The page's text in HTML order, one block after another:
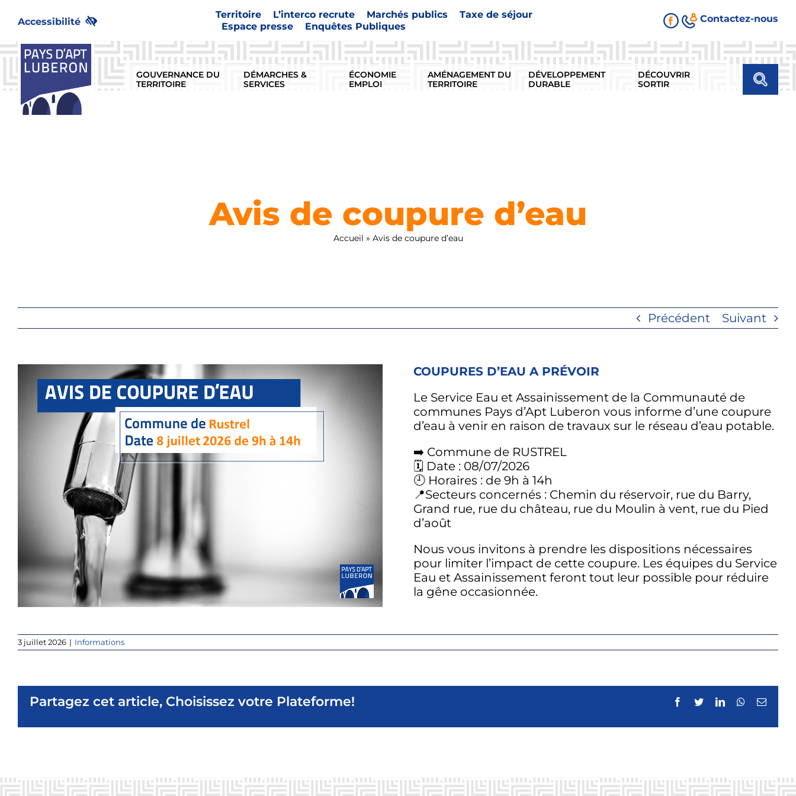
Accessibilité
Territoire L’interco recrute Marchés publics
Taxe de séjour
Espace presse
Enquêtes Publiques
Contactez-nous
GOUVERNANCE DU
TERRITOIRE
DÉMARCHES &
SERVICES
ÉCONOMIE
EMPLOI
AMÉNAGEMENT DU
TERRITOIRE
DÉVELOPPEMENT
DURABLE
DÉCOUVRIR
SORTIR
Avis de coupure d’eau
Accueil » Avis de coupure d’eau
Précédent Suivant
COUPURES D’EAU A PRÉVOIR
Le Service Eau et Assainissement de la Communauté de
communes Pays d’Apt Luberon vous informe d’une coupure
d’eau à venir en raison de travaux sur le réseau d’eau potable.
➡️ Commune de RUSTREL
🗓️ Date : 08/07/2026
🕘 Horaires : de 9h à 14h
📍Secteurs concernés : Chemin du réservoir, rue du Barry,
Grand rue, rue du château, rue du Moulin à vent, rue du Pied
d’août
Nous vous invitons à prendre les dispositions nécessaires
pour limiter l’impact de cette coupure. Les équipes du Service
Eau et Assainissement feront tout leur possible pour réduire
la gêne occasionnée.
3 juillet 2026 | Informations
Partagez cet article, Choisissez votre Plateforme! Facebook
TwitterLinkedInWhatsApp
Email